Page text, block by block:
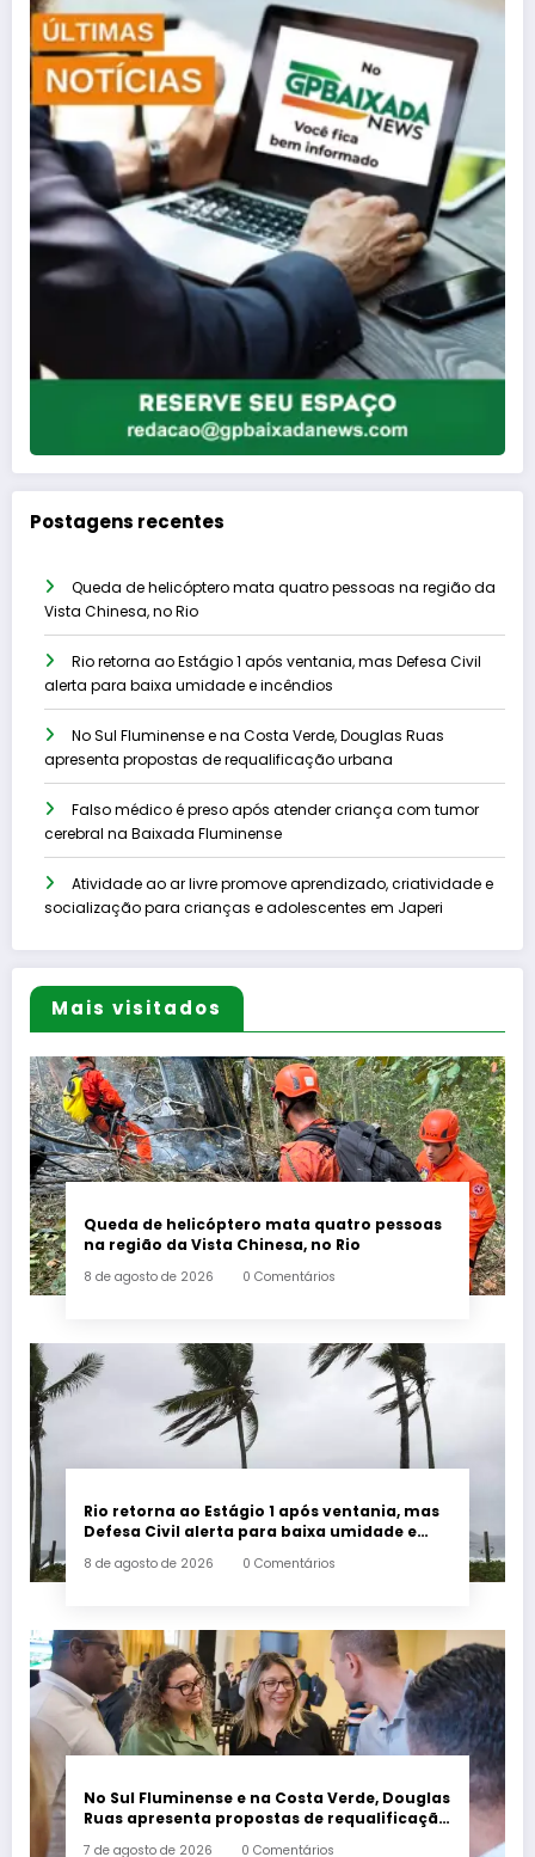
Postagens recentes
Queda de helicóptero mata quatro pessoas na região da
Vista Chinesa, no Rio
Rio retorna ao Estágio 1 após ventania, mas Defesa Civil
alerta para baixa umidade e incêndios
No Sul Fluminense e na Costa Verde, Douglas Ruas
apresenta propostas de requalificação urbana
Falso médico é preso após atender criança com tumor
cerebral na Baixada Fluminense
Atividade ao ar livre promove aprendizado, criatividade e
socialização para crianças e adolescentes em Japeri
Mais visitados
Queda de helicóptero mata quatro pessoas
na região da Vista Chinesa, no Rio
8 de agosto de 2026 0 Comentários
Rio retorna ao Estágio 1 após ventania, mas
Defesa Civil alerta para baixa umidade e
8 de agosto de 2026 0 Comentários
No Sul Fluminense e na Costa Verde, Douglas
Ruas apresenta propostas de requalificação
7 de agosto de 2026 0 Comentários